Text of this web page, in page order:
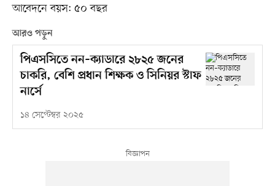
আবেদনে বয়স: ৫০ বছর
আরও পড়ুন
পিএসসিতে নন–ক্যাডারে ২৮২৫ জনের
চাকরি, বেশি প্রধান শিক্ষক ও সিনিয়র স্টাফ
নার্সে
১৪ সেপ্টেম্বর ২০২৫